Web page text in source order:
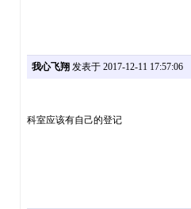
我心飞翔 发表于 2017-12-11 17:57:06
科室应该有自己的登记